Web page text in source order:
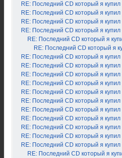
RE: Последний CD который я купил
RE: Последний CD который я купил
RE: Последний CD который я купил
RE: Последний CD который я купил
RE: Последний CD который я
RE: Последний CD который я
RE: Последний CD который я купил
RE: Последний CD который я купил
RE: Последний CD который я купил
RE: Последний CD который я купил
RE: Последний CD который я купил
RE: Последний CD который я купил
RE: Последний CD который я купил
RE: Последний CD который я купил
RE: Последний CD который я купил
RE: Последний CD который я купил
RE: Последний CD который я купил
RE: Последний CD который я